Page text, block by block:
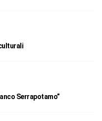
Serrapotamo”